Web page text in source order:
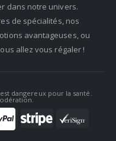
dans notre univers.
de spécialités, nos
avantageuses, ou
allez vous régaler !
dangereux pour la santé.